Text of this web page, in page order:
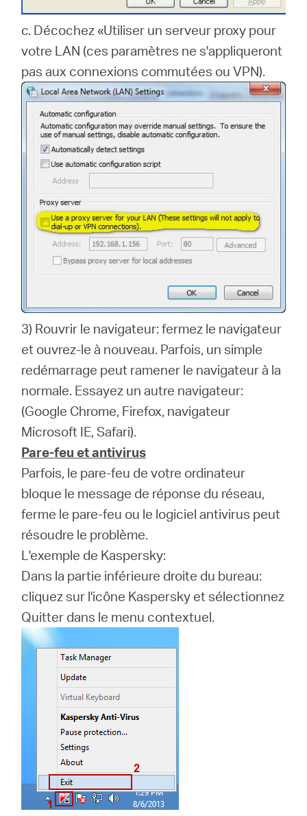
c. Décochez «Utiliser un serveur proxy pour
votre LAN (ces paramètres ne s'appliqueront
pas aux connexions commutées ou VPN).
3) Rouvrir le navigateur: fermez le navigateur
et ouvrez-le à nouveau. Parfois, un simple
redémarrage peut ramener le navigateur à la
normale. Essayez un autre navigateur:
(Google Chrome, Firefox, navigateur
Microsoft IE, Safari).
Pare-feu et antivirus
Parfois, le pare-feu de votre ordinateur
bloque le message de réponse du réseau,
ferme le pare-feu ou le logiciel antivirus peut
résoudre le problème.
L'exemple de Kaspersky:
Dans la partie inférieure droite du bureau:
cliquez sur l'icône Kaspersky et sélectionnez
Quitter dans le menu contextuel.